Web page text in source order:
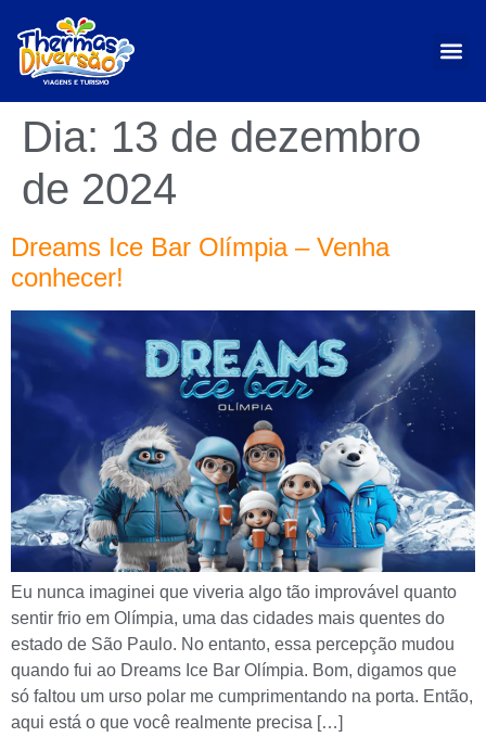
Dia: 13 de dezembro
de 2024
Dreams Ice Bar Olímpia – Venha
conhecer!
Eu nunca imaginei que viveria algo tão improvável quanto
sentir frio em Olímpia, uma das cidades mais quentes do
estado de São Paulo. No entanto, essa percepção mudou
quando fui ao Dreams Ice Bar Olímpia. Bom, digamos que
só faltou um urso polar me cumprimentando na porta. Então,
aqui está o que você realmente precisa […]